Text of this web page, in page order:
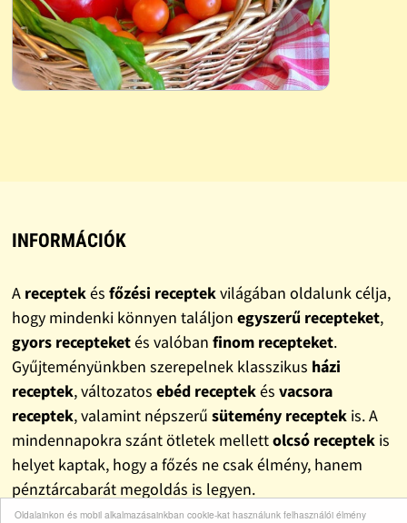
Oldalainkon és mobil alkalmazásainkban cookie-kat használunk felhasználói élmény
INFORMÁCIÓK
A receptekés főzési receptekvilágában oldalunk célja,
hogy mindenki könnyen találjon egyszerű recepteket,
gyors recepteketés valóban finom recepteket.
Gyűjteményünkben szerepelnek klasszikus házi
receptek, változatos ebéd receptekés vacsora
receptek, valamint népszerű sütemény receptekis. A
mindennapokra szánt ötletek mellettolcsó receptekis
helyet kaptak, hogy a főzés ne csak élmény, hanem
pénztárcabarát megoldás is legyen.